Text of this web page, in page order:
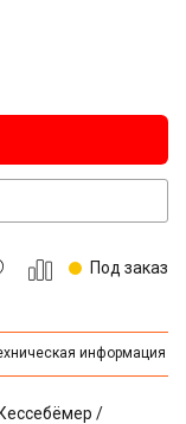
Под заказ
информация
/